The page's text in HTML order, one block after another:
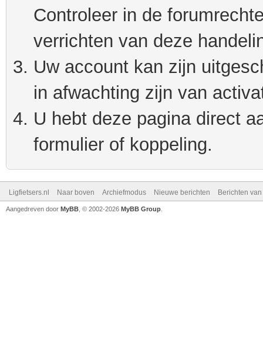
Controleer in de
verrichten van deze
Uw account kan zijn
in afwachting zijn van
U hebt deze pagina direct
formulier of koppeling.
Ligfietsers.nl Naar boven Archiefmodus Nieuwe berichten Berichten
Aangedreven door MyBB , © 2002-2026 MyBB Group